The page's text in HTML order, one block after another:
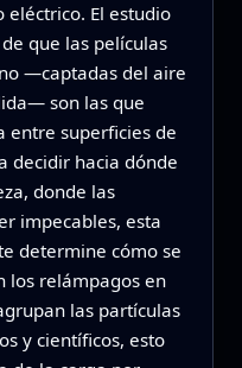
El estudio
que las películas
—captadas del aire
son las que
entre superficies de
decidir hacia dónde
donde las
impecables, esta
determine cómo se
los relámpagos en
las partículas
y científicos, esto